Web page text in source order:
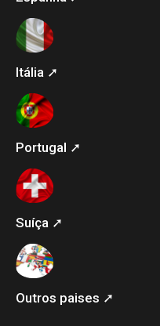
Itália ➚
Portugal ➚
Suíça ➚
Outros paises ➚